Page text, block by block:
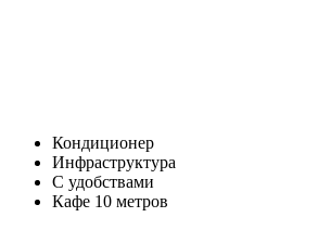
Кондиционер
Инфраструктура
С удобствами
Кафе 10 метров